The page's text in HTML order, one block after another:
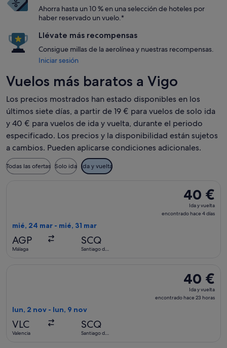
Ahorra hasta un 10 % en una selección de hoteles por
haber reservado un vuelo.*
Llévate más recompensas
Consigue millas de la aerolínea y nuestras recompensas.
Iniciar sesión
Vuelos más baratos a Vigo
Los precios mostrados han estado disponibles en los
últimos siete días, a partir de 19 € para vuelos de solo ida
y 40 € para vuelos de ida y vuelta, durante el periodo
especificado. Los precios y la disponibilidad están sujetos
a cambios. Pueden aplicarse condiciones adicionales.
Todas las ofertas Solo ida Ida y vuelta
40 €
Ida
y
40 €
Ida y vuelta
encontrado hace 4 días
mié, 24 mar - mié, 31 mar
AGP
Málaga
SCQ
Santiago de
40 €
Ida
y
40 €
Ida y vuelta
encontrado hace 23 horas
lun, 2 nov - lun, 9 nov
VLC
Valencia
SCQ
Santiago de